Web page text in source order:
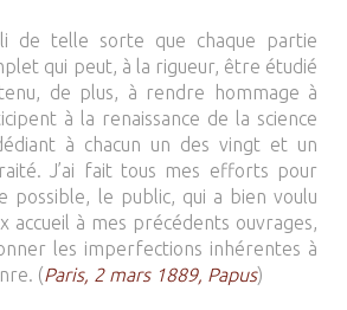
de telle sorte que chaque partie
qui peut, à la rigueur, être étudié
de plus, à rendre hommage à
à la renaissance de la science
à chacun un des vingt et un
J’ai fait tous mes efforts pour
possible, le public, qui a bien voulu
accueil à mes précédents ouvrages,
les imperfections inhérentes à
(Paris, 2 mars 1889, Papus)